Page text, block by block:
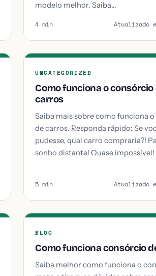
modelo melhor. Saiba…
4 min Atualizado
UNCATEGORIZED
Como funciona o consórcio
carros
Saiba mais sobre como funciona
de carros. Responda rápido: Se
pudesse, qual carro compraria?!
sonho distante! Quase impossível!
5 min Atualizado
BLOG
Como funciona consórcio
Saiba melhor como funciona o